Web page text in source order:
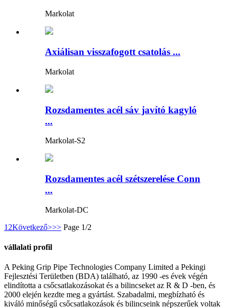
Markolat
Axiálisan visszafogott csatolás ...
Markolat
Rozsdamentes acél sáv javító kagyló
...
Markolat-S2
Rozsdamentes acél szétszerelése Conn
...
Markolat-DC
1 2Következő>>> Page 1/2
vállalati profil
A Peking Grip Pipe Technologies Company Limited a Pekingi
Fejlesztési Területben (BDA) található, az 1990 -es évek végén
elindította a csőcsatlakozásokat és a bilincseket az R & D -ben, és
2000 elején kezdte meg a gyártást. Szabadalmi, megbízható és
kiváló minőségű csőcsatlakozások és bilincseink népszerűek voltak